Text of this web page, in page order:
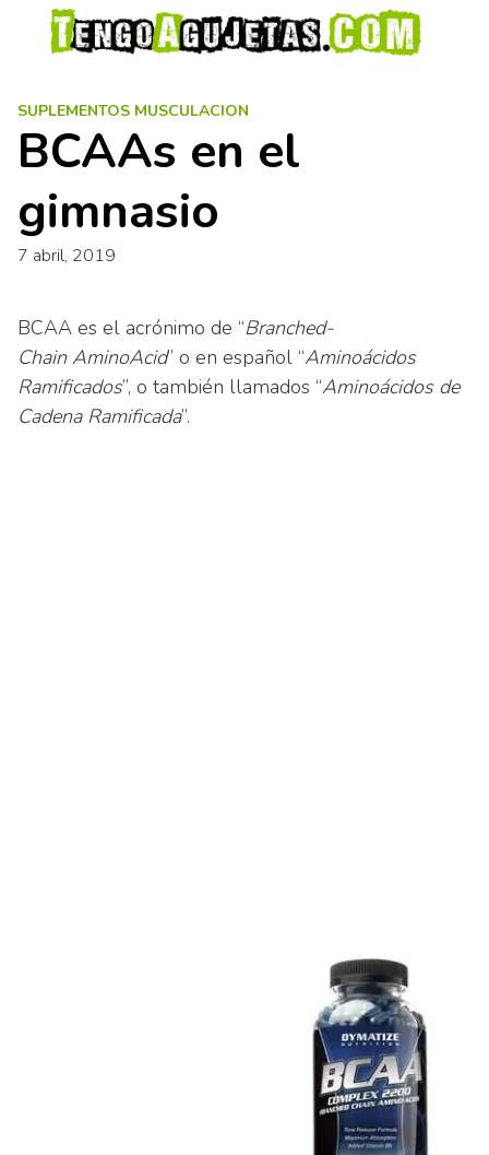
SUPLEMENTOS MUSCULACION
BCAAs en el
gimnasio
7 abril, 2019
BCAA es el acrónimo de “Branched-
Chain AminoAcid” o en español “Aminoácidos
Ramificados”, o también llamados “Aminoácidos de
Cadena Ramificada”.